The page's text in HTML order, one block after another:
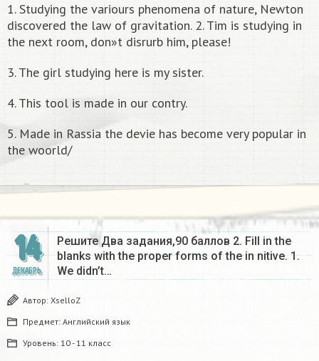
1. Studying the variours phenomena of nature, Newton
discovered the law of gravitation. 2. Tim is studying in
the next room, don»t disrurb him, please!
3. The girl studying here is my sister.
4. This tool is made in our contry.
5. Made in Rassia the devie has become very popular in
the woorld/
14
ДЕКАБРЬ
Решите Два задания,90 баллов 2. Fill in the
blanks with the proper forms of the in nitive. 1.
We didn’t…
Автор: XselloZ
Предмет: Английский язык
Уровень: 10 - 11 класс